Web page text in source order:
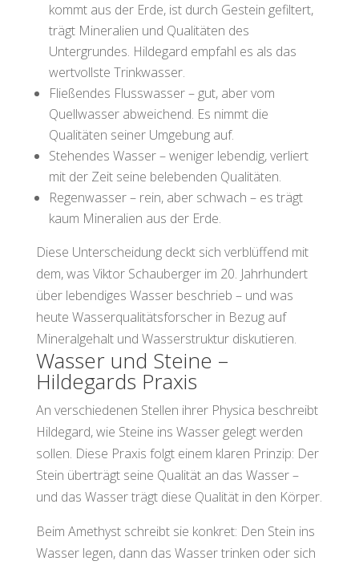
kommt aus der Erde, ist durch Gestein gefiltert,
trägt Mineralien und Qualitäten des
Untergrundes. Hildegard empfahl es als das
wertvollste Trinkwasser.
Fließendes Flusswasser – gut, aber vom
Quellwasser abweichend. Es nimmt die
Qualitäten seiner Umgebung auf.
Stehendes Wasser – weniger lebendig, verliert
mit der Zeit seine belebenden Qualitäten.
Regenwasser – rein, aber schwach – es trägt
kaum Mineralien aus der Erde.
Diese Unterscheidung deckt sich verblüffend mit
dem, was Viktor Schauberger im 20. Jahrhundert
über lebendiges Wasser beschrieb – und was
heute Wasserqualitätsforscher in Bezug auf
Mineralgehalt und Wasserstruktur diskutieren.
Wasser und Steine –
Hildegards Praxis
An verschiedenen Stellen ihrer Physica beschreibt
Hildegard, wie Steine ins Wasser gelegt werden
sollen. Diese Praxis folgt einem klaren Prinzip: Der
Stein überträgt seine Qualität an das Wasser –
und das Wasser trägt diese Qualität in den Körper.
Beim Amethyst schreibt sie konkret: Den Stein ins
Wasser legen, dann das Wasser trinken oder sich